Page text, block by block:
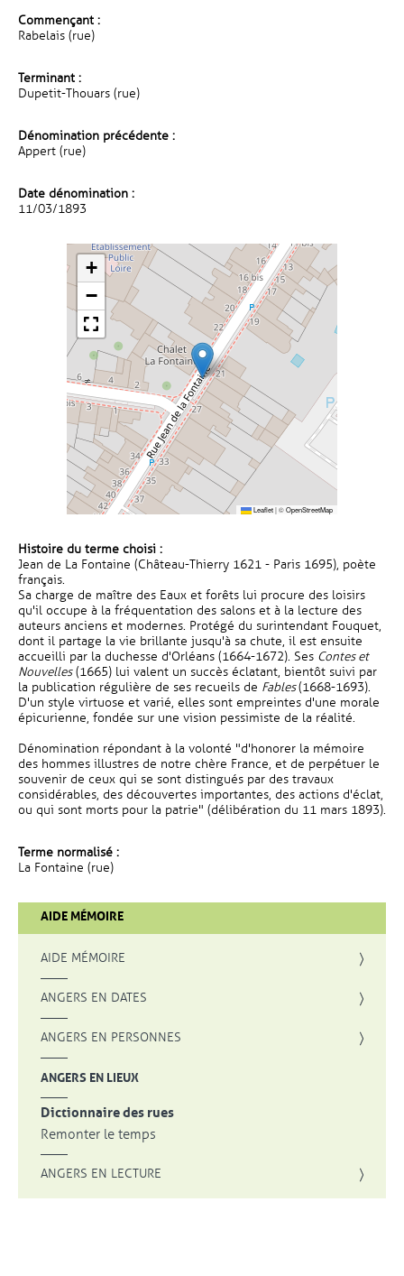
Commençant :
Rabelais (rue)
Terminant :
Dupetit-Thouars (rue)
Dénomination précédente :
Appert (rue)
Date dénomination :
11/03/1893
+
−
Leaflet|©OpenStreetMap
Histoire du terme choisi :
Jean de La Fontaine (Château-Thierry 1621 - Paris 1695), poète
français.
Sa charge de maître des Eaux et forêts lui procure des loisirs
qu'il occupe à la fréquentation des salons et à la lecture des
auteurs anciens et modernes. Protégé du surintendant Fouquet,
dont il partage la vie brillante jusqu'à sa chute, il est ensuite
accueilli par la duchesse d'Orléans (1664-1672). Ses Contes et
Nouvelles(1665) lui valent un succès éclatant, bientôt suivi par
la publication régulière de ses recueils de Fables(1668-1693).
D'un style virtuose et varié, elles sont empreintes d'une morale
épicurienne, fondée sur une vision pessimiste de la réalité.
Dénomination répondant à la volonté "d'honorer la mémoire
des hommes illustres de notre chère France, et de perpétuer le
souvenir de ceux qui se sont distingués par des travaux
considérables, des découvertes importantes, des actions d'éclat,
ou qui sont morts pour la patrie" (délibération du 11 mars 1893).
Terme normalisé :
La Fontaine (rue)
AIDE MÉMOIRE
AIDE MÉMOIRE
ANGERS EN DATES
ANGERS EN PERSONNES
ANGERS EN LIEUX
Dictionnaire des rues
Remonter le temps
ANGERS EN LECTURE